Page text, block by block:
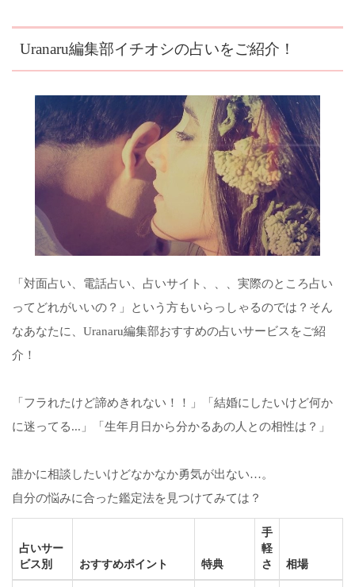
Uranaru編集部イチオシの占いをご紹介！
「対面占い、電話占い、占いサイト、、、実際のところ占い
ってどれがいいの？」という方もいらっしゃるのでは？そん
なあなたに、Uranaru編集部おすすめの占いサービスをご紹
介！
「フラれたけど諦めきれない！！」「結婚にしたいけど何か
に迷ってる...」「生年月日から分かるあの人との相性は？」
誰かに相談したいけどなかなか勇気が出ない…。
自分の悩みに合った鑑定法を見つけてみては？
占いサー
ビス別
おすすめポイント 特典
手
軽
さ
相場